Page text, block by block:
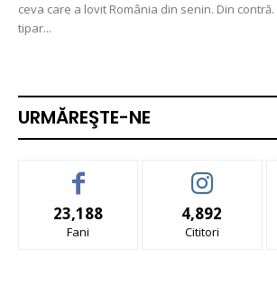
ceva care a lovit România din senin. Din
tipar...
URMĂREŞTE-NE
23,188
Fani
4,892
Cititori